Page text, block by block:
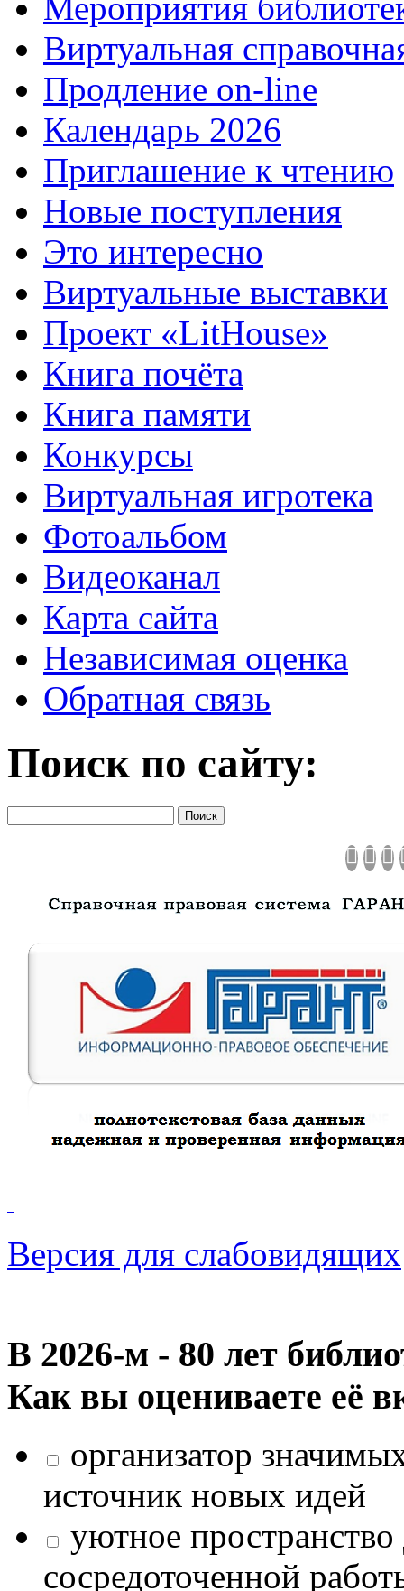
Мероприятия
Виртуальная
Продление on-line
Календарь 2026
Приглашение к чтению
Новые поступления
Это интересно
Виртуальные выставки
Проект «LitHouse»
Книга почёта
Книга памяти
Конкурсы
Виртуальная игротека
Фотоальбом
Видеоканал
Карта сайта
Независимая оценка
Обратная связь
Поиск по сайту:
Версия для слабовидящих
В 2026‑м - 80 лет
Как вы оцениваете её
организатор
источник новых идей
уютное
сосредоточенной